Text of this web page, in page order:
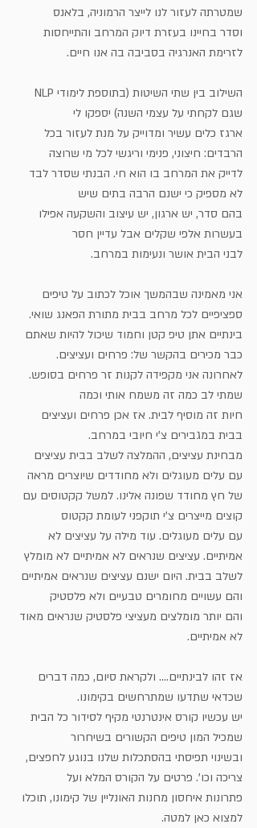
שמטרתה לעזור לנו לייצר הרמוניה, בלאנס
וסדר בחיינו בעזרת דיוק המרחב והתייחסות
לזרימת האנרגיה בסביבה בה אנו חיים.
שגם לקחתי על עצמי השנה) יספקו לי
ארגז כלים עשיר ומדוייק על מנת לעזור בכל
הרבדים: חיצוני, פנימי וריגשי לכל מי שרוצה
לדייק את המרחב בו הוא חי. הבנתי שסדר לבד
לא מספיק כי ישנם הרבה בתים שיש
בהם סדר, יש ארגון, יש עיצוב והשקעה אפילו
בעשרות אלפי שקלים אבל עדיין חסר
לבני הבית אושר ונעימות במרחב.
אני מאמינה שבהמשך אוכל לכתוב על טיפים
ספציפיים לכל מרחב בבית מתורת הפאנג שואי.
בינתיים אתן טיפ קטן וחמוד שיכול להיות שאתם
כבר מכירים בהקשר של: פרחים ועציצים.
לאחרונה אני מקפידה לקנות זר פרחים בסופש.
שמתי לב כמה זה משמח אותי וכמה
חיות זה מוסיף לבית. אז אכן פרחים ועציצים
בבית במגבירים צ'י חיובי במרחב.
מבחינת עציצים, ההמלצה לשלב בבית עציצים
עם עלים מעוגלים ולא מחודדים שיוצרים מראה
של חץ מחודד שפונה אלינו. למשל קקטוסים עם
קוצים מייצרים צ'י תוקפני לעומת קקטוס
עם עלים מעוגלים. עוד מילה על עציצים לא
אמיתיים. עציצים שנראים לא אמיתיים לא מומלץ
לשלב בבית. היום ישנם עציצים שנראים אמיתיים
והם עשויים מחומרים טבעיים ולא פלסטיק
והם יותר מומלצים מעציצי פלסטיק שנראים מאוד
לא אמיתיים.
אז זהו לבינתיים.... ולקראת סיום, כמה דברים
שכדאי שתדעו שמתרחשים בקימונו.
יש עכשיו קורס אינטרנטי מקיף לסידור כל הבית
שמכיל המון טיפים הקשורים בשיחרור
ובשינוי תפיסתי בהסתכלות שלנו בנוגע לחפצים,
צריכה וכו'. פרטים על הקורס המלא ועל
פתרונות איחסון מחנות האונליין של קימונו, תוכלו
למצוא כאן למטה.